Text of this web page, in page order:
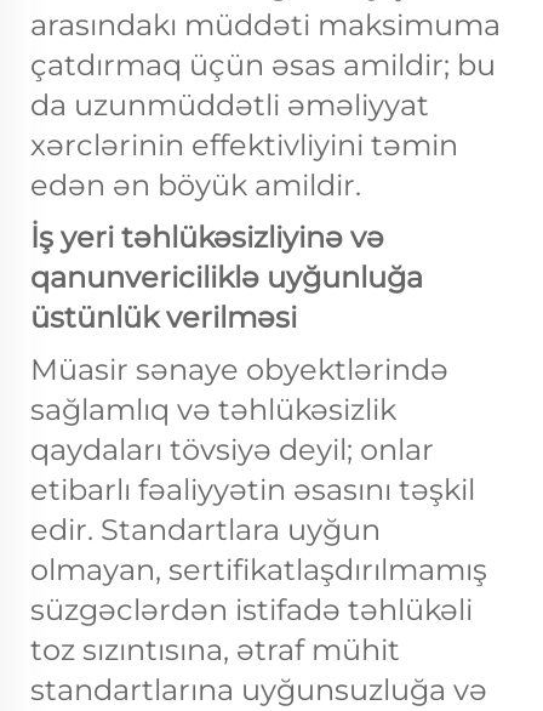
arasındakı müddəti maksimuma
çatdırmaq üçün əsas amildir; bu
da uzunmüddətli əməliyyat
xərclərinin effektivliyini təmin
edən ən böyük amildir.
İş yeri təhlükəsizliyinə və
qanunvericiliklə uyğunluğa
üstünlük verilməsi
Müasir sənaye obyektlərində
sağlamlıq və təhlükəsizlik
qaydaları tövsiyə deyil; onlar
etibarlı fəaliyyətin əsasını təşkil
edir. Standartlara uyğun
olmayan, sertifikatlaşdırılmamış
süzgəclərdən istifadə təhlükəli
toz sızıntısına, ətraf mühit
standartlarına uyğunsuzluğa və